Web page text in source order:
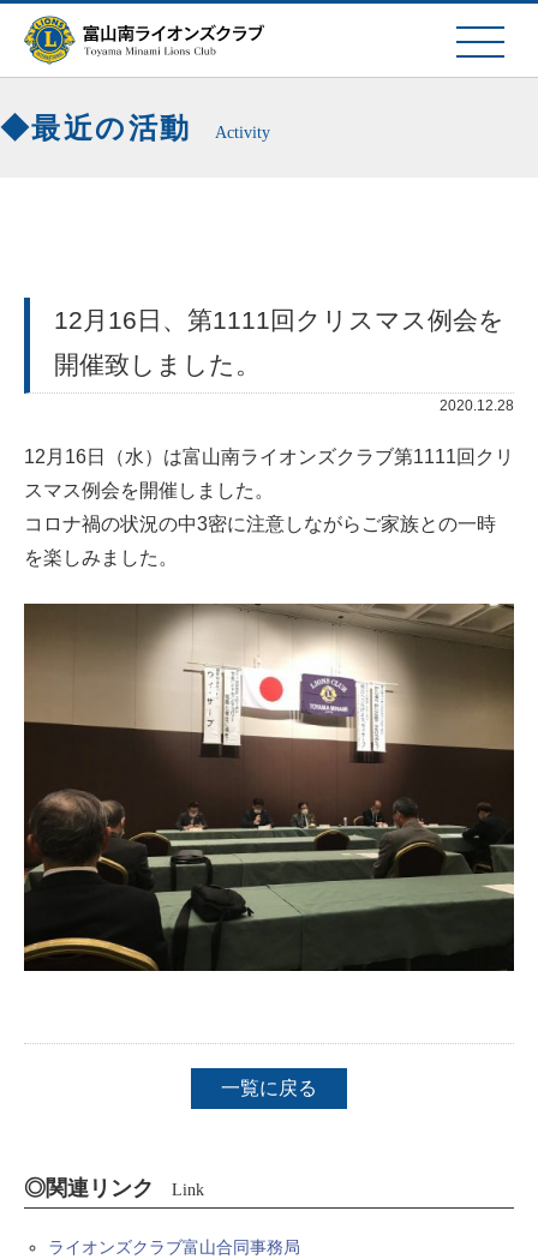
最近の活動 Activity
12月16日、第1111回クリスマス例会を
開催致しました。
2020.12.28
12月16日（水）は富山南ライオンズクラブ第1111回クリ
スマス例会を開催しました。
コロナ禍の状況の中3密に注意しながらご家族との一時
を楽しみました。
一覧に戻る
◎関連リンク Link
ライオンズクラブ富山合同事務局